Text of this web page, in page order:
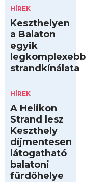
HÍREK
Keszthelyen
a Balaton
egyik
legkomplexebb
strandkínálata
HÍREK
A Helikon
Strand lesz
Keszthely
díjmentesen
látogatható
balatoni
fürdőhelye